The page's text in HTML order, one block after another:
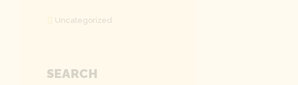
Uncategorized
SEARCH